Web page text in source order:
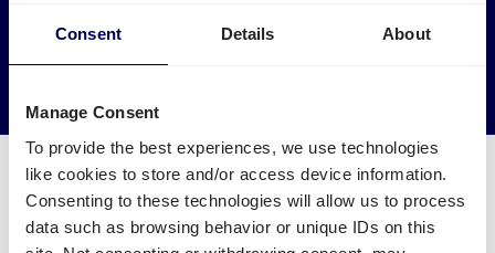
Consent Details About
Manage Consent
To provide the best experiences, we use technologies
like cookies to store and/or access device information.
Consenting to these technologies will allow us to process
data such as browsing behavior or unique IDs on this